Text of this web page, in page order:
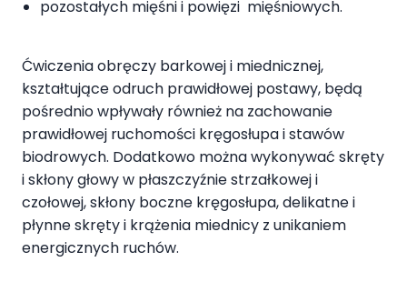
pozostałych mięśni i powięzi mięśniowych.
Ćwiczenia obręczy barkowej i miednicznej,
kształtujące odruch prawidłowej postawy, będą
pośrednio wpływały również na zachowanie
prawidłowej ruchomości kręgosłupa i stawów
biodrowych. Dodatkowo można wykonywać skręty
i skłony głowy w płaszczyźnie strzałkowej i
czołowej, skłony boczne kręgosłupa, delikatne i
płynne skręty i krążenia miednicy z unikaniem
energicznych ruchów.